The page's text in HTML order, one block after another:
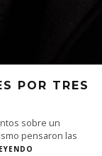
POR TRES
sobre un
pensaron las